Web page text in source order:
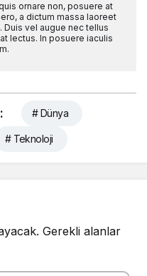
ornare non, posuere at
a dictum massa laoreet
Duis vel augue nec tellus
lectus. In posuere iaculis
# Dünya
# Teknoloji
Gerekli alanlar